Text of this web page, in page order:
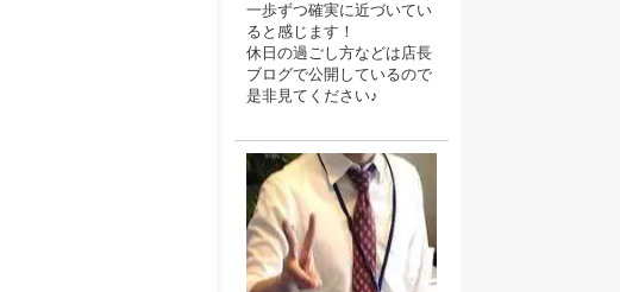
一歩ずつ確実に近づいてい
ると感じます！
休日の過ごし方などは店長
ブログで公開しているので
是非見てください♪